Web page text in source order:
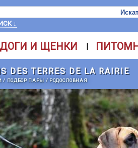
↓
ДОГИ И ЩЕНКИ |
DES TERRES DE LA RAIRIE
/ ПОДБОР ПАРЫ / РОДОСЛОВНАЯ